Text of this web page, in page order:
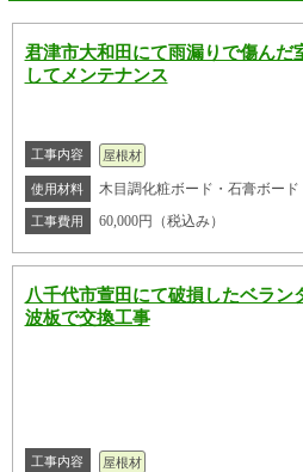
君津市大和田にて雨漏りで傷んだ
してメンテナンス
工事内容 屋根材
使用材料 木目調化粧ボード・石膏ボード
工事費用 60,000円（税込み）
八千代市萱田にて破損したベラン
波板で交換工事
工事内容 屋根材